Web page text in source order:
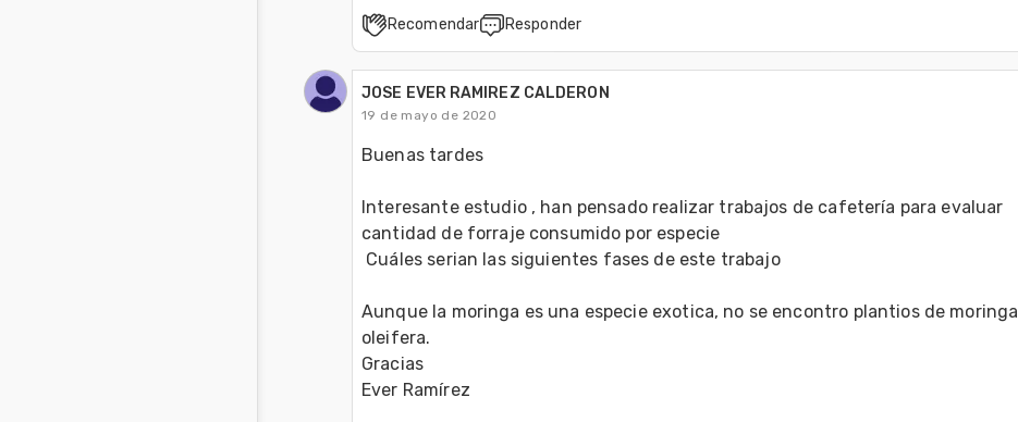
Recomendar Responder
JOSE EVER RAMIREZ CALDERON
19 de mayo de 2020
Buenas tardes
Interesante estudio , han pensado realizar trabajos de cafetería para evaluar
cantidad de forraje consumido por especie
Cuáles serian las siguientes fases de este trabajo
Aunque la moringa es una especie exotica, no se encontro plantios de moringa
oleifera.
Gracias
Ever Ramírez